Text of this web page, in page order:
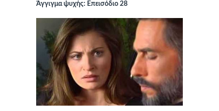
Άγγιγμα ψυχής: Επεισόδιο 28